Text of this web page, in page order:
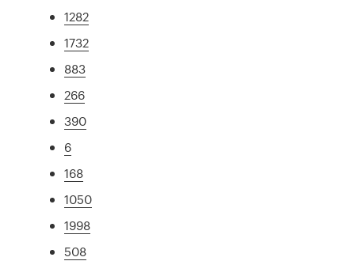
1282
1732
883
266
390
6
168
1050
1998
508